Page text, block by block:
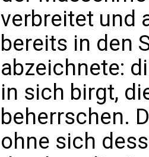
verbreitet und
bereits in den
abzeichnete:
in sich birgt,
beherrschen.
ohne sich